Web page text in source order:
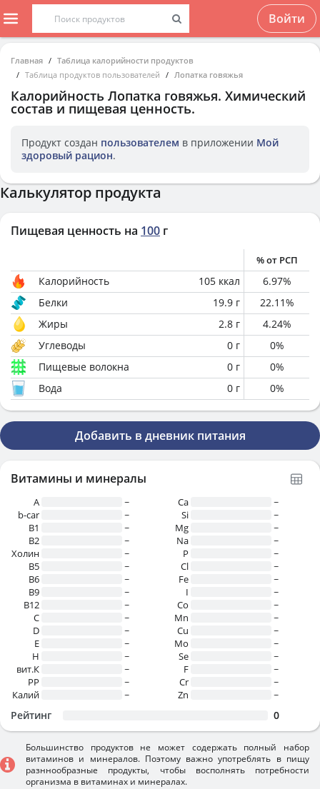
Войти
Главная
Таблица калорийности продуктов
Таблица продуктов пользователей
Лопатка говяжья
Калорийность Лопатка говяжья. Химический
состав и пищевая ценность.
Продукт создан пользователем в приложении Мой
здоровый рацион.
Калькулятор продукта
Пищевая ценность на 100 г
% от РСП
Калорийность 105 ккал 6.97%
Белки
19.9 г 22.11%
Жиры
2.8 г 4.24%
Углеводы
0 г 0%
Пищевые волокна
0 г 0%
Вода
0 г 0%
Добавить в дневник питания
Витамины и минералы
A
~
b-car
~
В1
~
B2
~
Холин
~
B5
~
B6
~
B9
~
B12
~
C
~
D
~
E
~
H
~
вит.К
~
PP
~
Калий
~
Ca
~
Si
~
Mg
~
Na
~
P
~
Cl
~
Fe
~
I
~
Co
~
Mn
~
Cu
~
Mo
~
Se
~
F
~
Cr
~
Zn
~
Рейтинг 0
Большинство продуктов не может содержать полный набор
витаминов и минералов. Поэтому важно употреблять в пищу
разннообразные продукты, чтобы восполнять потребности
организма в витаминах и минералах.